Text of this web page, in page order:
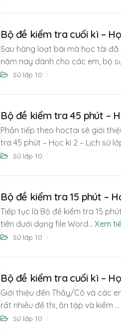
Bộ đề kiểm tra cuối kì –
Sau hàng loạt bài mà học tài
năm nay dành cho các em, bộ
Sử lớp 10
Bộ đề kiểm tra 45 phút –
Phần tiếp theo hoctai sẽ giới
tra 45 phút – Học kì 2 – Lịch sử
Sử lớp 10
Bộ đề kiểm tra 15 phút –
Tiếp tục là Bộ đề kiểm tra 15
tiên dưới dạng file Word... Xem
Sử lớp 10
Bộ đề kiểm tra cuối kì –
Giới thiệu đến Thầy/Cô và các
rất nhiều đề thi, ôn tập và kiểm ...
Sử lớp 10